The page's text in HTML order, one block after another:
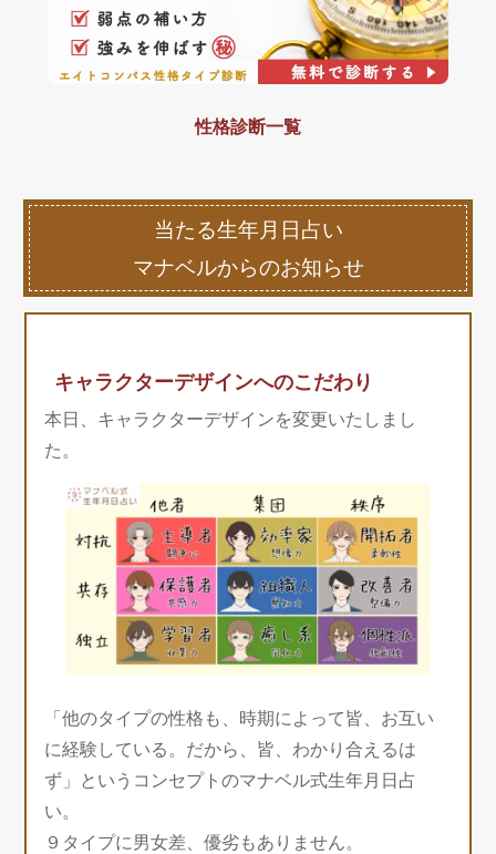
性格診断一覧
当たる生年月日占い
マナベルからのお知らせ
キャラクターデザインへのこだわり
本日、キャラクターデザインを変更いたしまし
た。
「他のタイプの性格も、時期によって皆、お互い
に経験している。だから、皆、わかり合えるは
ず」というコンセプトのマナベル式生年月日占
い。
９タイプに男女差、優劣もありません。